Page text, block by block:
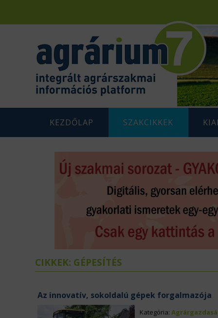
KEZDŐLAP SZAKCIKKEK
AGRÁRENERGETIKA
AGRÁRGAZDASÁG
AGRÁRTÁMOGATÁSOK
ÁLLATTENYÉSZTÉS
ÉLELMISZERIPAR
EURÓPAI UNIÓ
CIKKEK: GÉPESÍTÉS
Az innovatív, sokoldalú gépek forgalmazója
Kategória: